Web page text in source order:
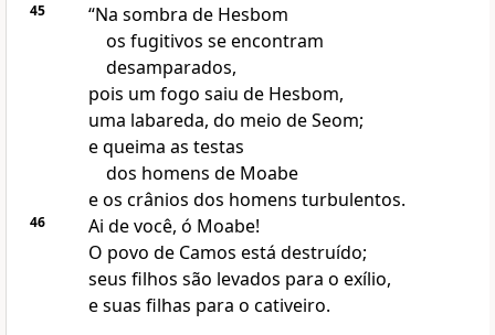
45
“Na sombra de Hesbom
os fugitivos se encontram
desamparados,
pois um fogo saiu de Hesbom,
uma labareda, do meio de Seom;
e queima as testas
dos homens de Moabe
e os crânios dos homens turbulentos.
46
Ai de você, ó Moabe!
O povo de Camos está destruído;
seus filhos são levados para o exílio,
e suas filhas para o cativeiro.